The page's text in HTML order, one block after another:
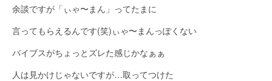
余談ですが「ぃゃ〜まん」ってたまに
言ってもらえるんです(笑)ぃゃ〜まんっぽくない
バイブスがちょっとズレた感じかなぁぁ
人は見かけじゃないですが…取ってつけた